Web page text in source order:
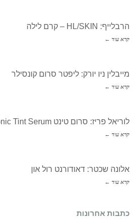
הרבלייף: HL/SKIN – קרם לילה
קרא עוד ←
מייבלין ניו יורק: ליפטר סרום קונסילר
קרא עוד ←
לוריאל פריז: סרום טינט Hyaluronic Tint Serum
קרא עוד ←
אלונה שכטר: דאודורנט רול און
קרא עוד ←
כתבות אחרונות